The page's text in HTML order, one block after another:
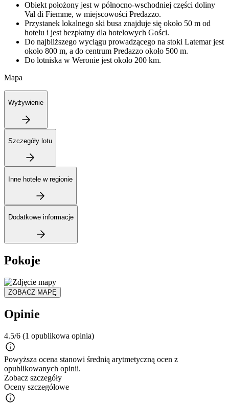
Obiekt położony jest w północno-wschodniej części doliny
Val di Fiemme, w miejscowości Predazzo.
Przystanek lokalnego ski busa znajduje się około 50 m od
hotelu i jest bezpłatny dla hotelowych Gości.
Do najbliższego wyciągu prowadzącego na stoki Latemar jest
około 800 m, a do centrum Predazzo około 500 m.
Do lotniska w Weronie jest około 200 km.
Mapa
Wyżywienie
Szczegóły lotu
Inne hotele w regionie
Dodatkowe informacje
Pokoje
ZOBACZ MAPĘ
Opinie
4.5/6 (1 opublikowa opinia)
Powyższa ocena stanowi średnią arytmetyczną ocen z
opublikowanych opinii.
Zobacz szczegóły
Oceny szczegółowe